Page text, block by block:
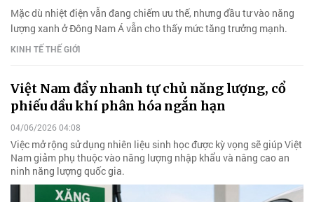
Mặc dù nhiệt điện vẫn đang chiếm ưu thế, nhưng đầu tư vào năng
lượng xanh ở Đông Nam Á vẫn cho thấy mức tăng trưởng mạnh.
KINH TẾ THẾ GIỚI
Việt Nam đẩy nhanh tự chủ năng lượng, cổ
phiếu dầu khí phân hóa ngắn hạn
04/06/2026 04:08
Việc mở rộng sử dụng nhiên liệu sinh học được kỳ vọng sẽ giúp Việt
Nam giảm phụ thuộc vào năng lượng nhập khẩu và nâng cao an
ninh năng lượng quốc gia.